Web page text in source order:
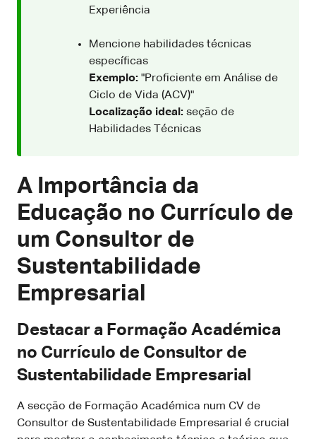
Experiência
Mencione habilidades técnicas
específicas
Exemplo: "Proficiente em Análise de
Ciclo de Vida (ACV)"
Localização ideal: seção de
Habilidades Técnicas
A Importância da
Educação no Currículo de
um Consultor de
Sustentabilidade
Empresarial
Destacar a Formação Académica
no Currículo de Consultor de
Sustentabilidade Empresarial
A secção de Formação Académica num CV de
Consultor de Sustentabilidade Empresarial é crucial